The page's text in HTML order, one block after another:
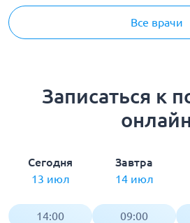
Все врачи
Записаться к
онлайн
Сегодня
13 июл
14:00
Завтра
14 июл
09:00